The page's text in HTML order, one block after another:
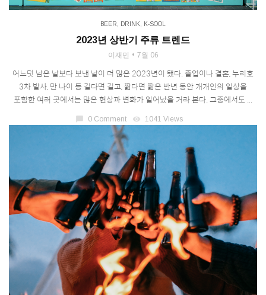
BEER DRINK K-SOOL
2023년 상반기 주류 트렌드
이재민 7월 06
어느덧 남은 날보다 보낸 날이 더 많은 2023년이 됐다. 졸업이나 결혼, 누리호
3차 발사, 만 나이 등 길다면 길고, 짧다면 짧은 반년 동안 개개인의 일상을
포함한 여러 곳에서는 많은 현상과 변화가 일어났을 거라 본다. 그중에서도 ...
chat_bubble 0 Comment visibility 1041 Views